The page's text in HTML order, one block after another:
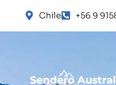
Chile +56 9